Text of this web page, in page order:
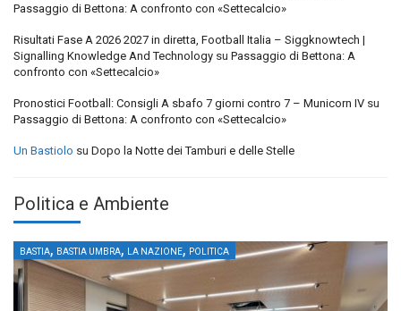
Passaggio di Bettona: A confronto con «Settecalcio»
Risultati Fase A 2026 2027 in diretta, Football Italia – Siggknowtech |
Signalling Knowledge And Technology su Passaggio di Bettona: A
confronto con «Settecalcio»
Pronostici Football: Consigli A sbafo 7 giorni contro 7 – Municorn IV su
Passaggio di Bettona: A confronto con «Settecalcio»
Un Bastiolo su Dopo la Notte dei Tamburi e delle Stelle
Politica e Ambiente
BASTIA, BASTIA UMBRA, LA NAZIONE, POLITICA